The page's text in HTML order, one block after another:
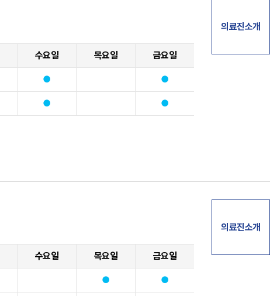
수요일 목요일 금요일
의료진소개
수요일 목요일 금요일
의료진소개